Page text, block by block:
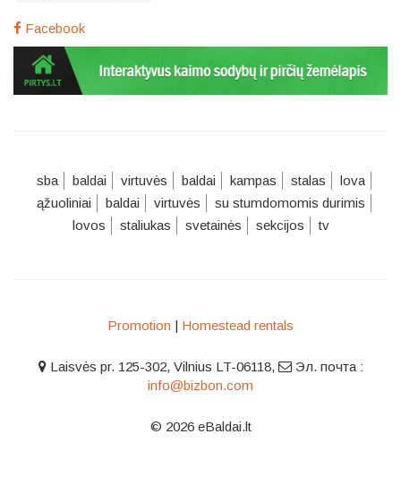
Facebook
sba baldai virtuvės baldai kampas stalas
lova
ąžuoliniai
baldai virtuvės
su stumdomomis durimis
lovos
staliukas svetainės sekcijos tv
Promotion | Homestead rentals
Laisvės pr. 125-302, Vilnius LT-06118,
Эл. почта :
info@bizbon.com
© 2026 eBaldai.lt